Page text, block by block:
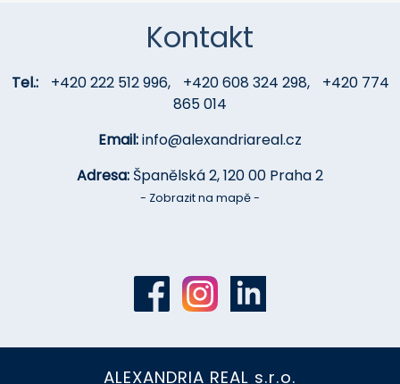
Kontakt
Tel.: +420 222 512 996, +420 608 324 298,
+420 774
865 014
Email:info@alexandriareal.cz
Adresa: Španělská 2, 120 00 Praha 2
- Zobrazit na mapě -
ALEXANDRIA REAL s.r.o.